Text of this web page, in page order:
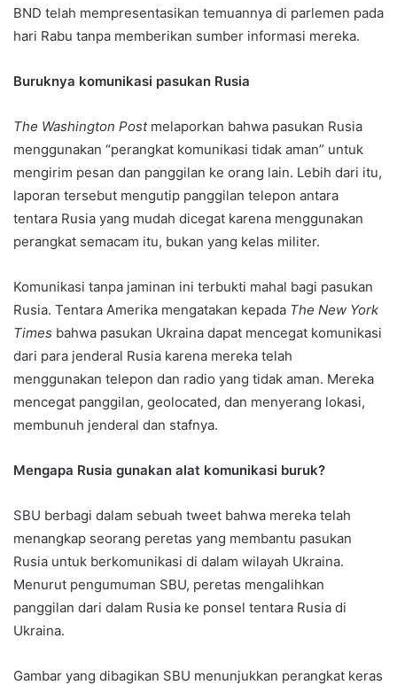
BND telah mempresentasikan temuannya di parlemen pada
hari Rabu tanpa memberikan sumber informasi mereka.
Buruknya komunikasi pasukan Rusia
The Washington Post melaporkan bahwa pasukan Rusia
menggunakan “perangkat komunikasi tidak aman” untuk
mengirim pesan dan panggilan ke orang lain. Lebih dari itu,
laporan tersebut mengutip panggilan telepon antara
tentara Rusia yang mudah dicegat karena menggunakan
perangkat semacam itu, bukan yang kelas militer.
Komunikasi tanpa jaminan ini terbukti mahal bagi pasukan
Rusia. Tentara Amerika mengatakan kepada The New York
Times bahwa pasukan Ukraina dapat mencegat komunikasi
dari para jenderal Rusia karena mereka telah
menggunakan telepon dan radio yang tidak aman. Mereka
mencegat panggilan, geolocated, dan menyerang lokasi,
membunuh jenderal dan stafnya.
Mengapa Rusia gunakan alat komunikasi buruk?
SBU berbagi dalam sebuah tweet bahwa mereka telah
menangkap seorang peretas yang membantu pasukan
Rusia untuk berkomunikasi di dalam wilayah Ukraina.
Menurut pengumuman SBU, peretas mengalihkan
panggilan dari dalam Rusia ke ponsel tentara Rusia di
Ukraina.
Gambar yang dibagikan SBU menunjukkan perangkat keras